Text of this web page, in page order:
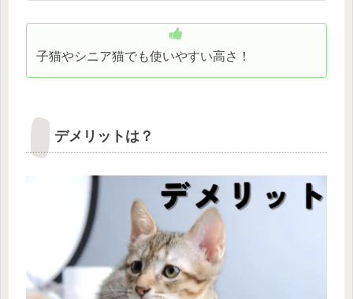
子猫やシニア猫でも使いやすい高さ！
デメリットは？